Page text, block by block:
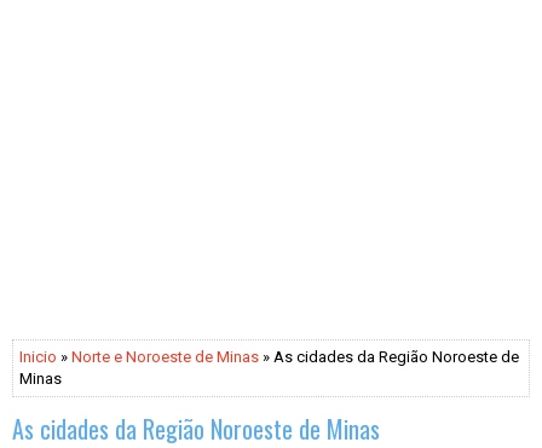
Inicio » Norte e Noroeste de Minas » As cidades da Região Noroeste de
Minas
As cidades da Região Noroeste de Minas